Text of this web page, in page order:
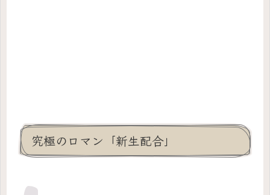
究極のロマン「新生配合」